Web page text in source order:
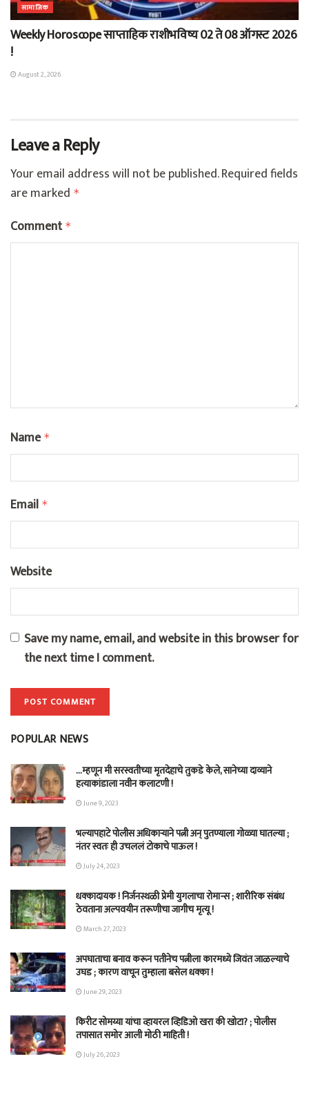
सामाजिक
Weekly Horoscope साप्ताहिक राशीभविष्य 02 ते 08 ऑगस्ट 2026
!
August 2, 2026
Leave a Reply
Your email address will not be published.Required fields
are marked *
Comment *
Name *
Email *
Website
Save my name, email, and website in this browser for
the next time I comment.
POPULAR NEWS
…म्हणून मी सरस्वतीच्या मृतदेहाचे तुकडे केले, सानेच्या दाव्याने
हत्याकांडाला नवीन कलाटणी !
June 9, 2023
भल्यापहाटे पोलीस अधिकाऱ्याने पत्नी अन् पुतण्याला गोळ्या घातल्या ;
नंतर स्वतः ही उचललं टोकाचे पाऊल !
July 24, 2023
धक्कादायक ! निर्जनस्थळी प्रेमी युगलाचा रोमान्स ; शारीरिक संबंध
ठेवताना अल्पवयीन तरूणीचा जागीच मृत्यू !
March 27, 2023
अपघाताचा बनाव करून पतीनेच‎ पत्नीला कारमध्ये जिवंत जाळल्याचे
उघड ; कारण वाचून तुम्हाला बसेल धक्का !
June 29, 2023
किरीट सोमय्या यांचा व्हायरल व्हिडिओ खरा की खोटा? ; पोलीस
तपासात समोर आली मोठी माहिती !
July 26, 2023